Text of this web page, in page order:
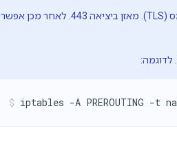
אפשרות אחת היא להשתמש במאזן עומסים עם Edge API ולסיים את השימוש ב-TLS בעומס (TLS). מאזן ביציאה 443. לאחר מכן אפשר